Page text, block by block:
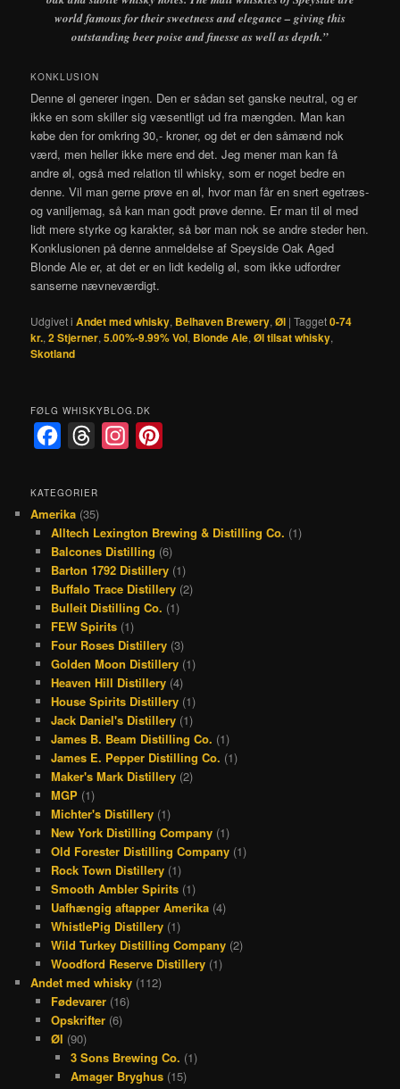
world famous for their sweetness and elegance – giving this
outstanding beer poise and finesse as well as depth.”
KONKLUSION
Denne øl generer ingen. Den er sådan set ganske neutral, og er
ikke en som skiller sig væsentligt ud fra mængden. Man kan
købe den for omkring 30,- kroner, og det er den såmænd nok
værd, men heller ikke mere end det. Jeg mener man kan få
andre øl, også med relation til whisky, som er noget bedre en
denne. Vil man gerne prøve en øl, hvor man får en snert egetræs-
og vaniljemag, så kan man godt prøve denne. Er man til øl med
lidt mere styrke og karakter, så bør man nok se andre steder hen.
Konklusionen på denne anmeldelse af Speyside Oak Aged
Blonde Ale er, at det er en lidt kedelig øl, som ikke udfordrer
sanserne nævneværdigt.
Udgivet i Andet med whisky, Belhaven Brewery,Øl |Tagget0-74
kr.,2 Stjerner,5.00%-9.99% Vol, Blonde Ale,Øl tilsat whisky,
Skotland
FØLG WHISKYBLOG.DK
c
e
b
o
o
k
r
e
a
d
s
a
g
r
a
m
e
r
e
t
KATEGORIER
Amerika (35)
Alltech Lexington Brewing & Distilling Co. (1)
Balcones Distilling (6)
Barton 1792 Distillery(1)
Buffalo Trace Distillery(2)
Bulleit Distilling Co. (1)
FEW Spirits(1)
Four Roses Distillery(3)
Golden Moon Distillery(1)
Heaven Hill Distillery(4)
House Spirits Distillery(1)
Jack Daniel's Distillery(1)
James B. Beam Distilling Co. (1)
James E. Pepper Distilling Co. (1)
Maker's Mark Distillery(2)
MGP(1)
Michter's Distillery(1)
New York Distilling Company(1)
Old Forester Distilling Company(1)
Rock Town Distillery(1)
Smooth Ambler Spirits(1)
Uafhængig aftapper Amerika(4)
WhistlePig Distillery(1)
Wild Turkey Distilling Company(2)
Woodford Reserve Distillery(1)
Andet med whisky (112)
Fødevarer(16)
Opskrifter(6)
Øl (90)
3 Sons Brewing Co. (1)
Amager Bryghus (15)